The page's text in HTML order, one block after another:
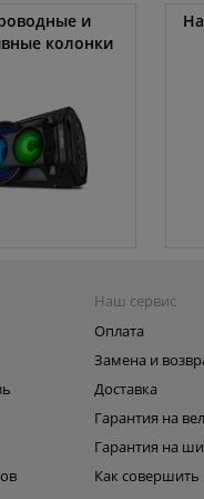
и
колонки
Наш сервис
Оплата
Замена и
Доставка
Гарантия на
Гарантия на
Как совершить